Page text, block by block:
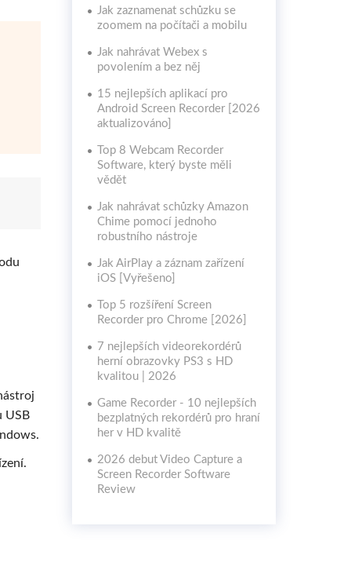
USB
Jak zaznamenat schůzku se
zoomem na počítači a mobilu
Jak nahrávat Webex s
povolením a bez něj
15 nejlepších aplikací pro
Android Screen Recorder [2026
aktualizováno]
Top 8 Webcam Recorder
Software, který byste měli
vědět
Jak nahrávat schůzky Amazon
Chime pomocí jednoho
robustního nástroje
Jak AirPlay a záznam zařízení
iOS [Vyřešeno]
Top 5 rozšíření Screen
Recorder pro Chrome [2026]
7 nejlepších videorekordérů
herní obrazovky PS3 s HD
kvalitou | 2026
Game Recorder - 10 nejlepších
bezplatných rekordérů pro hraní
her v HD kvalitě
2026 debut Video Capture a
Screen Recorder Software
Review